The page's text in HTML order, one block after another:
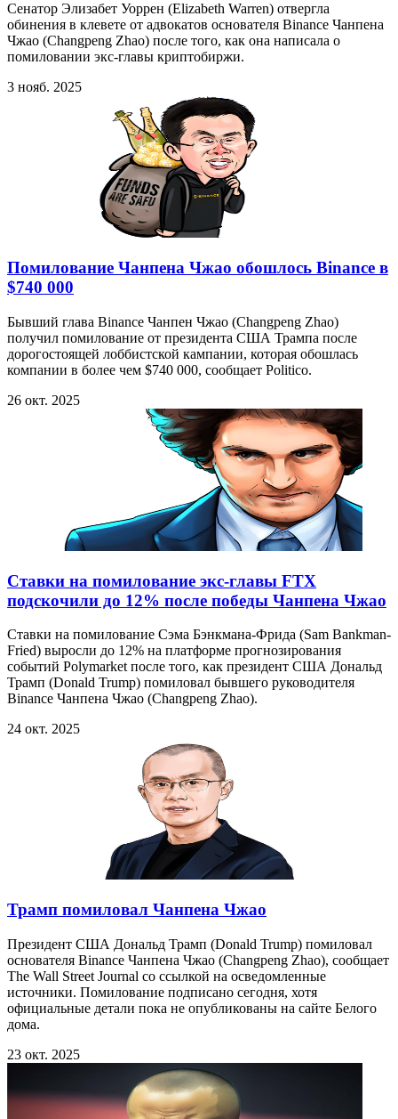
Сенатор Элизабет Уоррен (Elizabeth Warren) отвергла
обинения в клевете от адвокатов основателя Binance Чанпена
Чжао (Changpeng Zhao) после того, как она написала о
помиловании экс-главы криптобиржи.
3 нояб. 2025
Помилование Чанпена Чжао обошлось Binance в
$740 000
Бывший глава Binance Чанпен Чжао (Changpeng Zhao)
получил помилование от президента США Трампа после
дорогостоящей лоббистской кампании, которая обошлась
компании в более чем $740 000, сообщает Politico.
26 окт. 2025
Ставки на помилование экс-главы FTX
подскочили до 12% после победы Чанпена Чжао
Ставки на помилование Сэма Бэнкмана-Фрида (Sam Bankman-
Fried) выросли до 12% на платформе прогнозирования
событий Polymarket после того, как президент США Дональд
Трамп (Donald Trump) помиловал бывшего руководителя
Binance Чанпена Чжао (Changpeng Zhao).
24 окт. 2025
Трамп помиловал Чанпена Чжао
Президент США Дональд Трамп (Donald Trump) помиловал
основателя Binance Чанпена Чжао (Changpeng Zhao), сообщает
The Wall Street Journal со ссылкой на осведомленные
источники. Помилование подписано сегодня, хотя
официальные детали пока не опубликованы на сайте Белого
дома.
23 окт. 2025